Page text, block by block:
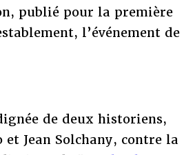
publié pour la première
l’événement de
de deux historiens,
Jean Solchany, contre la